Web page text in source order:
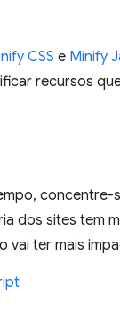
CSS e Minify
recursos
concentre-
dos sites tem
vai ter mais